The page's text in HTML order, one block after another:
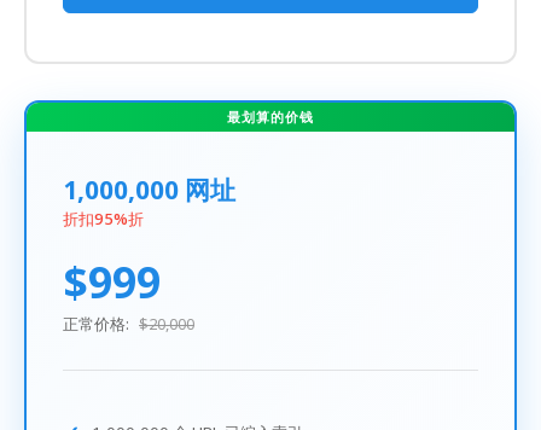
最划算的价钱
1,000,000 网址
折扣95%折
$999
正常价格: $20,000